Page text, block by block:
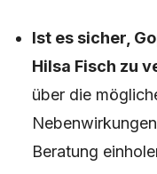
Ist es sicher,
Hilsa Fisch zu
über die
Beratung